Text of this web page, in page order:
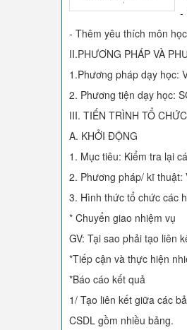
-
- Thêm yêu thích môn học
II.PHƯƠNG PHÁP VÀ
1.Phương pháp dạy học:
2. Phương tiện dạy học:
III. TIẾN TRÌNH TỔ
A. KHỞI ĐỘNG
1. Mục tiêu: Kiểm tra lại
2. Phương pháp/ kĩ thuật:
3. Hình thức tổ chức các
* Chuyển giao nhiệm vụ
GV: Tại sao phải tạo liên
*Tiếp cận và thực hiện
*Báo cáo kết quả
1/ Tạo liên kết giữa các
CSDL gồm nhiều bảng.